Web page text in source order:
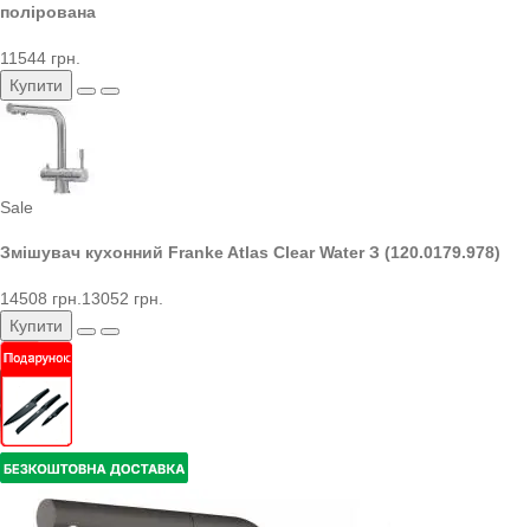
полірована
11544 грн.
Купити
Sale
Змішувач кухонний Franke Atlas Clear Water З (120.0179.978)
14508 грн. 13052 грн.
Купити